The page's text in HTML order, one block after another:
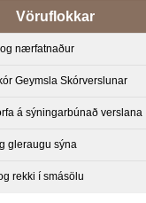
Vöruflokkar
nærfatnaður
Geymsla Skórverslunar
á sýningarbúnað verslana
gleraugu sýna
rekki í smásölu